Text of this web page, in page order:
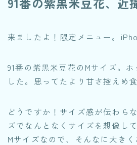
来ましたよ！限定メニュー。
91番の紫黒米豆花のMサイズ。
した。思ってたより甘さ控えめ
どうですか！サイズ感が伝わら
ズでなんとなくサイズを想像し
Mサイズなので、そんなに大きく